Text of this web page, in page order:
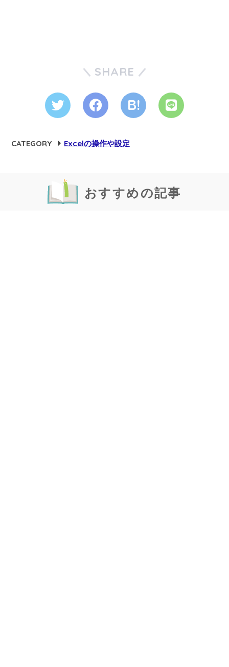
SHARE
CATEGORY Excelの操作や設定
おすすめの記事